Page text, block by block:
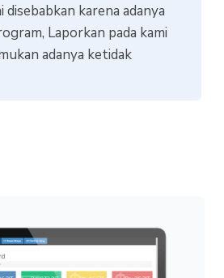
disebabkan karena adanya
Laporkan pada kami
adanya ketidak